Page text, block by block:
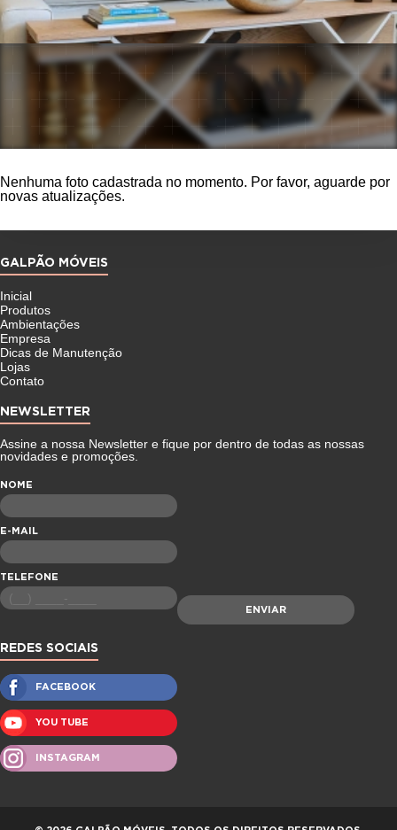
Nenhuma foto cadastrada no momento. Por favor, aguarde por
novas atualizações.
GALPÃO MÓVEIS
Inicial
Produtos
Ambientações
Empresa
Dicas de Manutenção
Lojas
Contato
NEWSLETTER
Assine a nossa Newsletter e fique por dentro de todas as nossas
novidades e promoções.
NOME
E-MAIL
TELEFONE
REDES SOCIAIS
FACEBOOK
YOU TUBE
INSTAGRAM